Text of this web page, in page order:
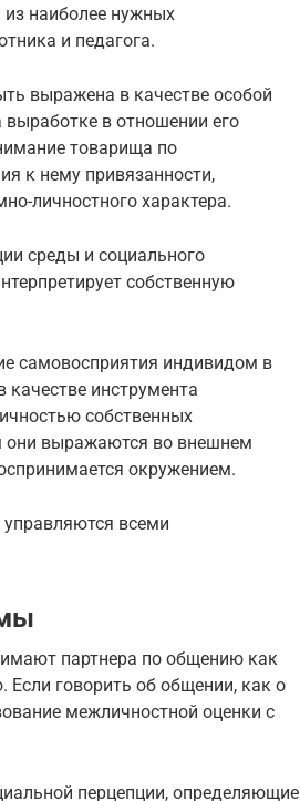
из наиболее нужных
и педагога.
выражена в качестве особой
в отношении его
товарища по
к нему привязанности,
личностного характера.
среды и социального
собственную
самовосприятия индивидом в
качестве инструмента
собственных
они выражаются во внешнем
окружением.
всеми
партнера по общению как
Если говорить об общении, как о
межличностной оценки с
перцепции, определяющие